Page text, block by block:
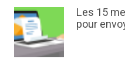
Les 15
pour